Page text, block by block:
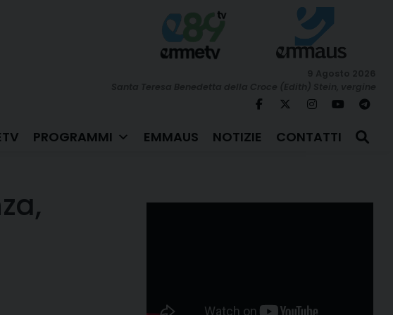
PROGRAMMI EMMAUS NOTIZIE CONTATTI